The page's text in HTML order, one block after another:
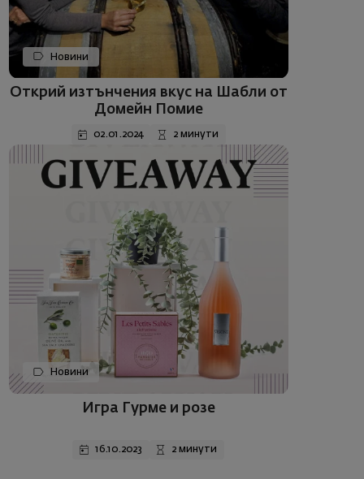
Новини
Открий изтънчения вкус на Шабли от
Домейн Помие
02.01.2024 2 минути
Новини
Игра Гурме и розе
16.10.2023 2 минути